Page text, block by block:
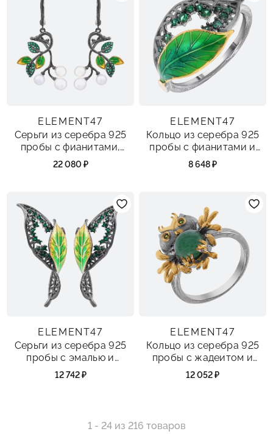
ELEMENT47
Серьги из серебра 925
пробы с фианитами,
жемчугами и эмалью
22 080 ₽
ELEMENT47
Кольцо из серебра 925
пробы с фианитами и
эмалью
8 648 ₽
ELEMENT47
Серьги из серебра 925
пробы с эмалью и
фианитами
12 742 ₽
ELEMENT47
Кольцо из серебра 925
пробы с жадеитом и
хромдиопсидом
12 052 ₽
1 - 24 из 216 товаров